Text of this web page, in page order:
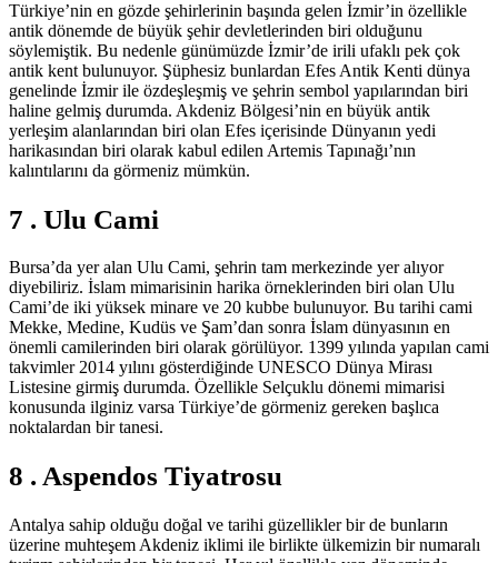
Türkiye’nin en gözde şehirlerinin başında gelen İzmir’in özellikle
antik dönemde de büyük şehir devletlerinden biri olduğunu
söylemiştik. Bu nedenle günümüzde İzmir’de irili ufaklı pek çok
antik kent bulunuyor. Şüphesiz bunlardan Efes Antik Kenti dünya
genelinde İzmir ile özdeşleşmiş ve şehrin sembol yapılarından biri
haline gelmiş durumda. Akdeniz Bölgesi’nin en büyük antik
yerleşim alanlarından biri olan Efes içerisinde Dünyanın yedi
harikasından biri olarak kabul edilen Artemis Tapınağı’nın
kalıntılarını da görmeniz mümkün.
7 . Ulu Cami
Bursa’da yer alan Ulu Cami, şehrin tam merkezinde yer alıyor
diyebiliriz. İslam mimarisinin harika örneklerinden biri olan Ulu
Cami’de iki yüksek minare ve 20 kubbe bulunuyor. Bu tarihi cami
Mekke, Medine, Kudüs ve Şam’dan sonra İslam dünyasının en
önemli camilerinden biri olarak görülüyor. 1399 yılında yapılan cami
takvimler 2014 yılını gösterdiğinde UNESCO Dünya Mirası
Listesine girmiş durumda. Özellikle Selçuklu dönemi mimarisi
konusunda ilginiz varsa Türkiye’de görmeniz gereken başlıca
noktalardan bir tanesi.
8 . Aspendos Tiyatrosu
Antalya sahip olduğu doğal ve tarihi güzellikler bir de bunların
üzerine muhteşem Akdeniz iklimi ile birlikte ülkemizin bir numaralı